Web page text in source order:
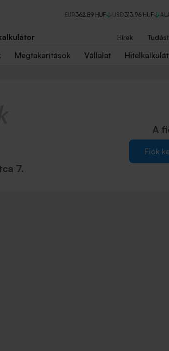
EUR362,89 HUF USD313,96 HUF
Hírek
Megtakarítások Vállalat
7.
A
Fiók